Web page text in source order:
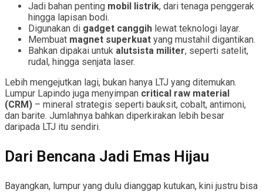
Jadi bahan penting mobil listrik, dari tenaga penggerak
hingga lapisan bodi.
Digunakan di gadget canggih lewat teknologi layar.
Membuat magnet superkuat yang mustahil digantikan.
Bahkan dipakai untuk alutsista militer, seperti satelit,
rudal, hingga senjata laser.
Lebih mengejutkan lagi, bukan hanya LTJ yang ditemukan.
Lumpur Lapindo juga menyimpan critical raw material
(CRM) – mineral strategis seperti bauksit, cobalt, antimoni,
dan barite. Jumlahnya bahkan diperkirakan lebih besar
daripada LTJ itu sendiri.
Dari Bencana Jadi Emas Hijau
Bayangkan, lumpur yang dulu dianggap kutukan, kini justru bisa